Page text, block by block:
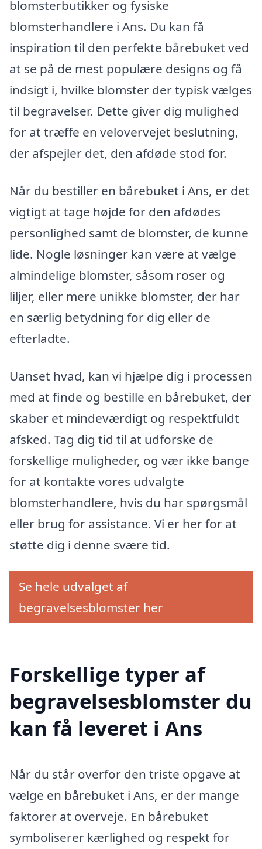
blomsterbutikker og fysiske
blomsterhandlere i Ans. Du kan få
inspiration til den perfekte bårebuket ved
at se på de mest populære designs og få
indsigt i, hvilke blomster der typisk vælges
til begravelser. Dette giver dig mulighed
for at træffe en velovervejet beslutning,
der afspejler det, den afdøde stod for.
Når du bestiller en bårebuket i Ans, er det
vigtigt at tage højde for den afdødes
personlighed samt de blomster, de kunne
lide. Nogle løsninger kan være at vælge
almindelige blomster, såsom roser og
liljer, eller mere unikke blomster, der har
en særlig betydning for dig eller de
efterladte.
Uanset hvad, kan vi hjælpe dig i processen
med at finde og bestille en bårebuket, der
skaber et mindeværdigt og respektfuldt
afsked. Tag dig tid til at udforske de
forskellige muligheder, og vær ikke bange
for at kontakte vores udvalgte
blomsterhandlere, hvis du har spørgsmål
eller brug for assistance. Vi er her for at
støtte dig i denne svære tid.
Se hele udvalget af
begravelsesblomster her
Forskellige typer af
begravelsesblomster du
kan få leveret i Ans
Når du står overfor den triste opgave at
vælge en bårebuket i Ans, er der mange
faktorer at overveje. En bårebuket
symboliserer kærlighed og respekt for